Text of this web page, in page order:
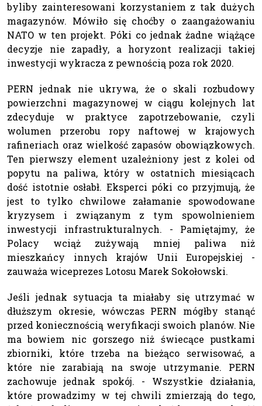
byliby zainteresowani korzystaniem z tak dużych
magazynów. Mówiło się choćby o zaangażowaniu
NATO w ten projekt. Póki co jednak żadne wiążące
decyzje nie zapadły, a horyzont realizacji takiej
inwestycji wykracza z pewnością poza rok 2020.
PERN jednak nie ukrywa, że o skali rozbudowy
powierzchni magazynowej w ciągu kolejnych lat
zdecyduje w praktyce zapotrzebowanie, czyli
wolumen przerobu ropy naftowej w krajowych
rafineriach oraz wielkość zapasów obowiązkowych.
Ten pierwszy element uzależniony jest z kolei od
popytu na paliwa, który w ostatnich miesiącach
dość istotnie osłabł. Eksperci póki co przyjmują, że
jest to tylko chwilowe załamanie spowodowane
kryzysem i związanym z tym spowolnieniem
inwestycji infrastrukturalnych. - Pamiętajmy, że
Polacy wciąż zużywają mniej paliwa niż
mieszkańcy innych krajów Unii Europejskiej -
zauważa wiceprezes Lotosu Marek Sokołowski.
Jeśli jednak sytuacja ta miałaby się utrzymać w
dłuższym okresie, wówczas PERN mógłby stanąć
przed koniecznością weryfikacji swoich planów. Nie
ma bowiem nic gorszego niż świecące pustkami
zbiorniki, które trzeba na bieżąco serwisować, a
które nie zarabiają na swoje utrzymanie. PERN
zachowuje jednak spokój. - Wszystkie działania,
które prowadzimy w tej chwili zmierzają do tego,